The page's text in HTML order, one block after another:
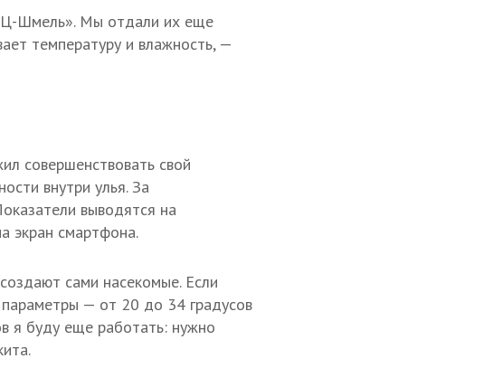
Шмель». Мы отдали их еще
температуру и влажность, —
совершенствовать свой
внутри улья. За
выводятся на
экран смартфона.
сами насекомые. Если
— от 20 до 34 градусов
я буду еще работать: нужно